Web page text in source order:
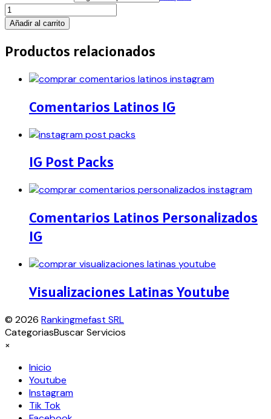
Likes
Latinos
cantidad
Añadir al carrito
Productos relacionados
Comentarios Latinos IG
IG Post Packs
Comentarios Latinos Personalizados
IG
Visualizaciones Latinas Youtube
© 2026 Rankingmefast SRL
CategoriasBuscar Servicios
×
Inicio
Youtube
Instagram
Tik Tok